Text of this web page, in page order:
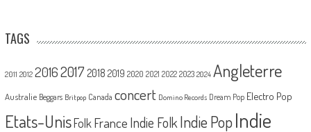
TAGS
2011 2012 20162017 2018 2019 2020 2021 2022 2023 2024 Angleterre
Australie Beggars Britpop Canada concert Domino Records Dream Pop Electro Pop
Etats-UnisFolk France Indie FolkIndie PopIndie